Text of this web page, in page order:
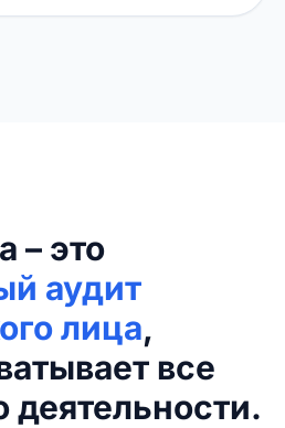
– это
аудит
лица,
все
деятельности.